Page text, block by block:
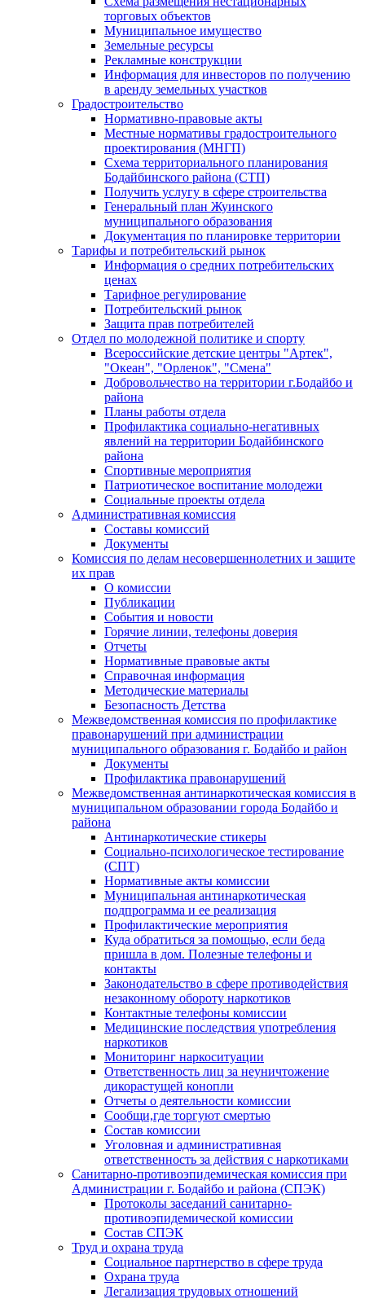
торговых объектов
Муниципальное имущество
Земельные ресурсы
Рекламные конструкции
Информация для инвесторов по получению
в аренду земельных участков
Градостроительство
Нормативно-правовые акты
Местные нормативы градостроительного
проектирования (МНГП)
Схема территориального планирования
Бодайбинского района (СТП)
Получить услугу в сфере строительства
Генеральный план Жуинского
муниципального образования
Документация по планировке территории
Тарифы и потребительский рынок
Информация о средних потребительских
ценах
Тарифное регулирование
Потребительский рынок
Защита прав потребителей
Отдел по молодежной политике и спорту
Всероссийские детские центры "Артек",
"Океан", "Орленок", "Смена"
Добровольчество на территории г.Бодайбо и
района
Планы работы отдела
Профилактика социально-негативных
явлений на территории Бодайбинского
района
Спортивные мероприятия
Патриотическое воспитание молодежи
Социальные проекты отдела
Административная комиссия
Составы комиссий
Документы
Комиссия по делам несовершеннолетних и защите
их прав
О комиссии
Публикации
События и новости
Горячие линии, телефоны доверия
Отчеты
Нормативные правовые акты
Справочная информация
Методические материалы
Безопасность Детства
Межведомственная комиссия по профилактике
правонарушений при администрации
муниципального образования г. Бодайбо и район
Документы
Профилактика правонарушений
Межведомственная антинаркотическая комиссия в
муниципальном образовании города Бодайбо и
района
Антинаркотические стикеры
Социально-психологическое тестирование
(СПТ)
Нормативные акты комиссии
Муниципальная антинаркотическая
подпрограмма и ее реализация
Профилактические мероприятия
Куда обратиться за помощью, если беда
пришла в дом. Полезные телефоны и
контакты
Законодательство в сфере противодействия
незаконному обороту наркотиков
Контактные телефоны комиссии
Медицинские последствия употребления
наркотиков
Мониторинг наркоситуации
Ответственность лиц за неуничтожение
дикорастущей конопли
Отчеты о деятельности комиссии
Сообщи,где торгуют смертью
Состав комиссии
Уголовная и административная
ответственность за действия с наркотиками
Санитарно-противоэпидемическая комиссия при
Администрации г. Бодайбо и района (СПЭК)
Протоколы заседаний санитарно-
противоэпидемической комиссии
Состав СПЭК
Труд и охрана труда
Социальное партнерство в сфере труда
Охрана труда
Легализация трудовых отношений